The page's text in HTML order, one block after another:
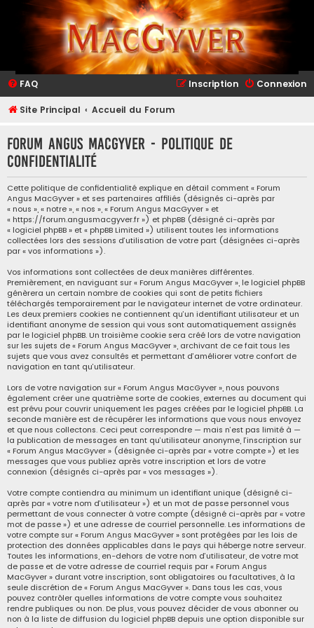
FAQ Connexion
Inscription
Site Principal Accueil du Forum
Forum Angus MacGyver - Politique de
confidentialité
Cette politique de confidentialité explique en détail comment « Forum
Angus MacGyver » et ses partenaires affiliés (désignés ci-après par
« nous », « notre », « nos », « Forum Angus MacGyver » et
« https://forum.angusmacgyver.fr ») et phpBB (désigné ci-après par
« logiciel phpBB » et « phpBB Limited ») utilisent toutes les informations
collectées lors des sessions d’utilisation de votre part (désignées ci-après
par « vos informations »).
Vos informations sont collectées de deux manières différentes.
Premièrement, en naviguant sur « Forum Angus MacGyver », le logiciel phpBB
génèrera un certain nombre de cookies qui sont de petits fichiers
téléchargés temporairement par le navigateur internet de votre ordinateur.
Les deux premiers cookies ne contiennent qu’un identifiant utilisateur et un
identifiant anonyme de session qui vous sont automatiquement assignés
par le logiciel phpBB. Un troisième cookie sera créé lors de votre navigation
sur les sujets de « Forum Angus MacGyver », archivant de ce fait tous les
sujets que vous avez consultés et permettant d’améliorer votre confort de
navigation en tant qu’utilisateur.
Lors de votre navigation sur « Forum Angus MacGyver », nous pouvons
également créer une quatrième sorte de cookies, externes au document qui
est prévu pour couvrir uniquement les pages créées par le logiciel phpBB. La
seconde manière est de récupérer les informations que vous nous envoyez
et que nous collectons. Ceci peut correspondre — mais n’est pas limité à —
la publication de messages en tant qu’utilisateur anonyme, l’inscription sur
« Forum Angus MacGyver » (désignée ci-après par « votre compte ») et les
messages que vous publiez après votre inscription et lors de votre
connexion (désignés ci-après par « vos messages »).
Votre compte contiendra au minimum un identifiant unique (désigné ci-
après par « votre nom d’utilisateur ») et un mot de passe personnel vous
permettant de vous connecter à votre compte (désigné ci-après par « votre
mot de passe ») et une adresse de courriel personnelle. Les informations de
votre compte sur « Forum Angus MacGyver » sont protégées par les lois de
protection des données applicables dans le pays qui héberge notre serveur.
Toutes les informations, en-dehors de votre nom d’utilisateur, de votre mot
de passe et de votre adresse de courriel requis par « Forum Angus
MacGyver » durant votre inscription, sont obligatoires ou facultatives, à la
seule discrétion de « Forum Angus MacGyver ». Dans tous les cas, vous
pouvez contrôler quelles informations de votre compte vous souhaitez
rendre publiques ou non. De plus, vous pouvez décider de vous abonner ou
non à la liste de diffusion du logiciel phpBB depuis une option disponible sur